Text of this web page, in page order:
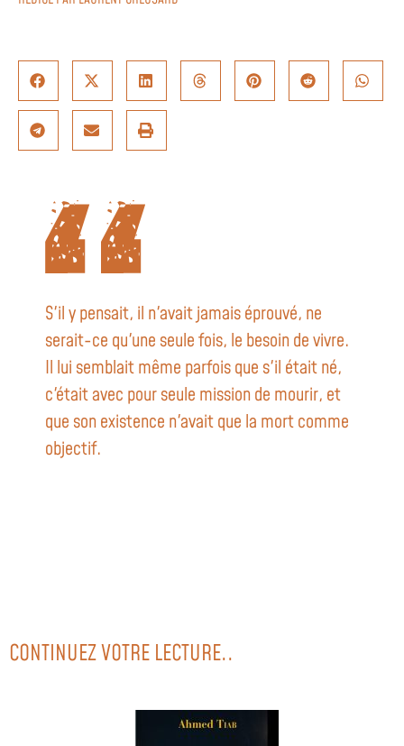
S'il y pensait, il n'avait jamais éprouvé, ne
serait-ce qu'une seule fois, le besoin de vivre.
Il lui semblait même parfois que s'il était né,
c'était avec pour seule mission de mourir, et
que son existence n'avait que la mort comme
objectif.
CONTINUEZ VOTRE LECTURE..